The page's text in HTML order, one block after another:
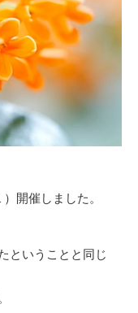
開催しました。
ということと同じ